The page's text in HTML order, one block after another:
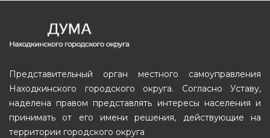
Представительный орган местного самоуправления
Находкинского городского округа. Согласно Уставу,
наделена правом представлять интересы населения и
принимать от его имени решения, действующие на
территории городского округа